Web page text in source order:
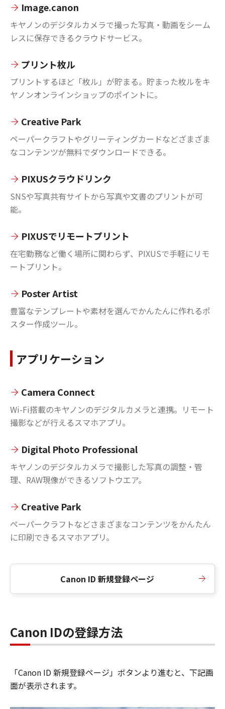
Image.canon
キヤノンのデジタルカメラで撮った写真・動画をシーム
レスに保存できるクラウドサービス。
プリント枚ル
プリントするほど「枚ル」が貯まる。貯まった枚ルをキ
ヤノンオンラインショップのポイントに。
Creative Park
ペーパークラフトやグリーティングカードなどざまざま
なコンテンツが無料でダウンロードできる。
PIXUSクラウドリンク
SNSや写真共有サイトから写真や文書のプリントが可
能。
PIXUSでリモートプリント
在宅勤務など働く場所に関わらず、PIXUSで手軽にリモ
ートプリント。
Poster Artist
豊富なテンプレートや素材を選んでかんたんに作れるポ
スター作成ツール。
アプリケーション
Camera Connect
Wi-Fi搭載のキヤノンのデジタルカメラと連携。リモート
撮影などが行えるスマホアプリ。
Digital Photo Professional
キヤノンのデジタルカメラで撮影した写真の調整・管
理、RAW現像ができるソフトウエア。
Creative Park
ペーパークラフトなどさまざまなコンテンツをかんたん
に印刷できるスマホアプリ。
Canon ID 新規登録ページ
Canon IDの登録方法
「Canon ID 新規登録ページ」ボタンより進むと、下記画
面が表示されます。